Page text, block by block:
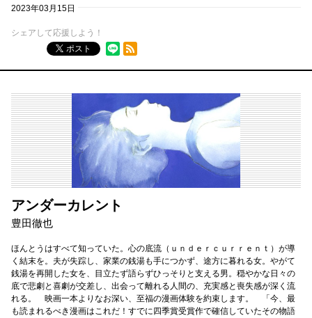
2023年03月15日
シェアして応援しよう！
ポスト
RSSフィード
アンダーカレント
豊田徹也
ほんとうはすべて知っていた。心の底流（ｕｎｄｅｒｃｕｒｒｅｎｔ）が導
く結末を。夫が失踪し、家業の銭湯も手につかず、途方に暮れる女。やがて
銭湯を再開した女を、目立たず語らずひっそりと支える男。穏やかな日々の
底で悲劇と喜劇が交差し、出会って離れる人間の、充実感と喪失感が深く流
れる。 映画一本よりなお深い、至福の漫画体験を約束します。 「今、最
も読まれるべき漫画はこれだ！すでに四季賞受賞作で確信していたその物語